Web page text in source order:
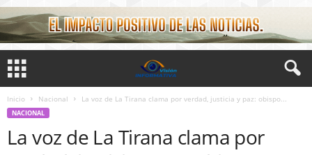
Inicio Nacional La voz de La Tirana clama por verdad, justicia y paz: obispo...
NACIONAL
La voz de La Tirana clama por